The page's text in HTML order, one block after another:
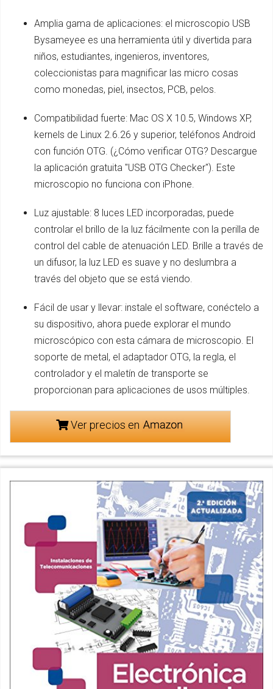
Amplia gama de aplicaciones: el microscopio USB
Bysameyee es una herramienta útil y divertida para
niños, estudiantes, ingenieros, inventores,
coleccionistas para magnificar las micro cosas
como monedas, piel, insectos, PCB, pelos.
Compatibilidad fuerte: Mac OS X 10.5, Windows XP,
kernels de Linux 2.6.26 y superior, teléfonos Android
con función OTG. (¿Cómo verificar OTG? Descargue
la aplicación gratuita "USB OTG Checker"). Este
microscopio no funciona con iPhone.
Luz ajustable: 8 luces LED incorporadas, puede
controlar el brillo de la luz fácilmente con la perilla de
control del cable de atenuación LED. Brille a través de
un difusor, la luz LED es suave y no deslumbra a
través del objeto que se está viendo.
Fácil de usar y llevar: instale el software, conéctelo a
su dispositivo, ahora puede explorar el mundo
microscópico con esta cámara de microscopio. El
soporte de metal, el adaptador OTG, la regla, el
controlador y el maletín de transporte se
proporcionan para aplicaciones de usos múltiples.
Ver precios en